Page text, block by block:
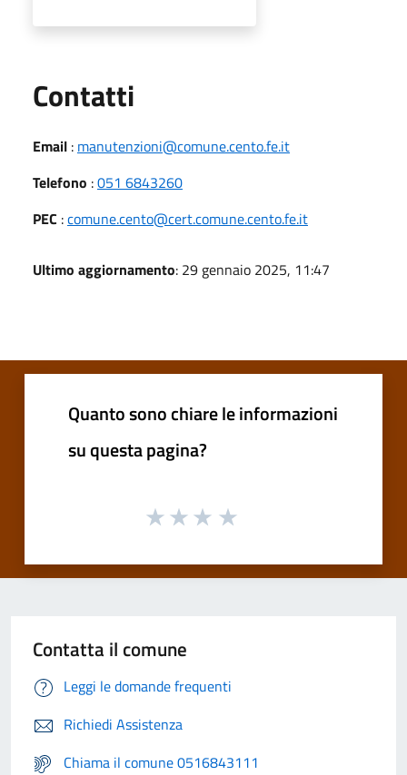
Contatti
Email : manutenzioni@comune.cento.fe.it
Telefono :051 6843260
PEC :comune.cento@cert.comune.cento.fe.it
Ultimo aggiornamento: 29 gennaio 2025, 11:47
Quanto sono chiare le informazioni
su questa pagina?
Contatta il comune
Leggi le domande frequenti
Richiedi Assistenza
Chiama il comune 0516843111